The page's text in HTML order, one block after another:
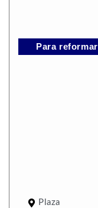
Para reformar
Plaza